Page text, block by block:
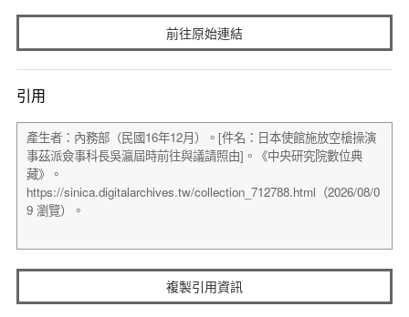
前往原始連結
引用
複製引用資訊